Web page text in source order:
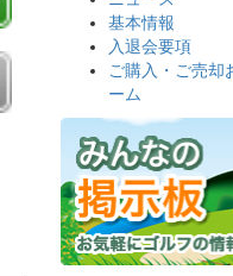
基本情報
入退会要項
ご購入・ご売却
ーム